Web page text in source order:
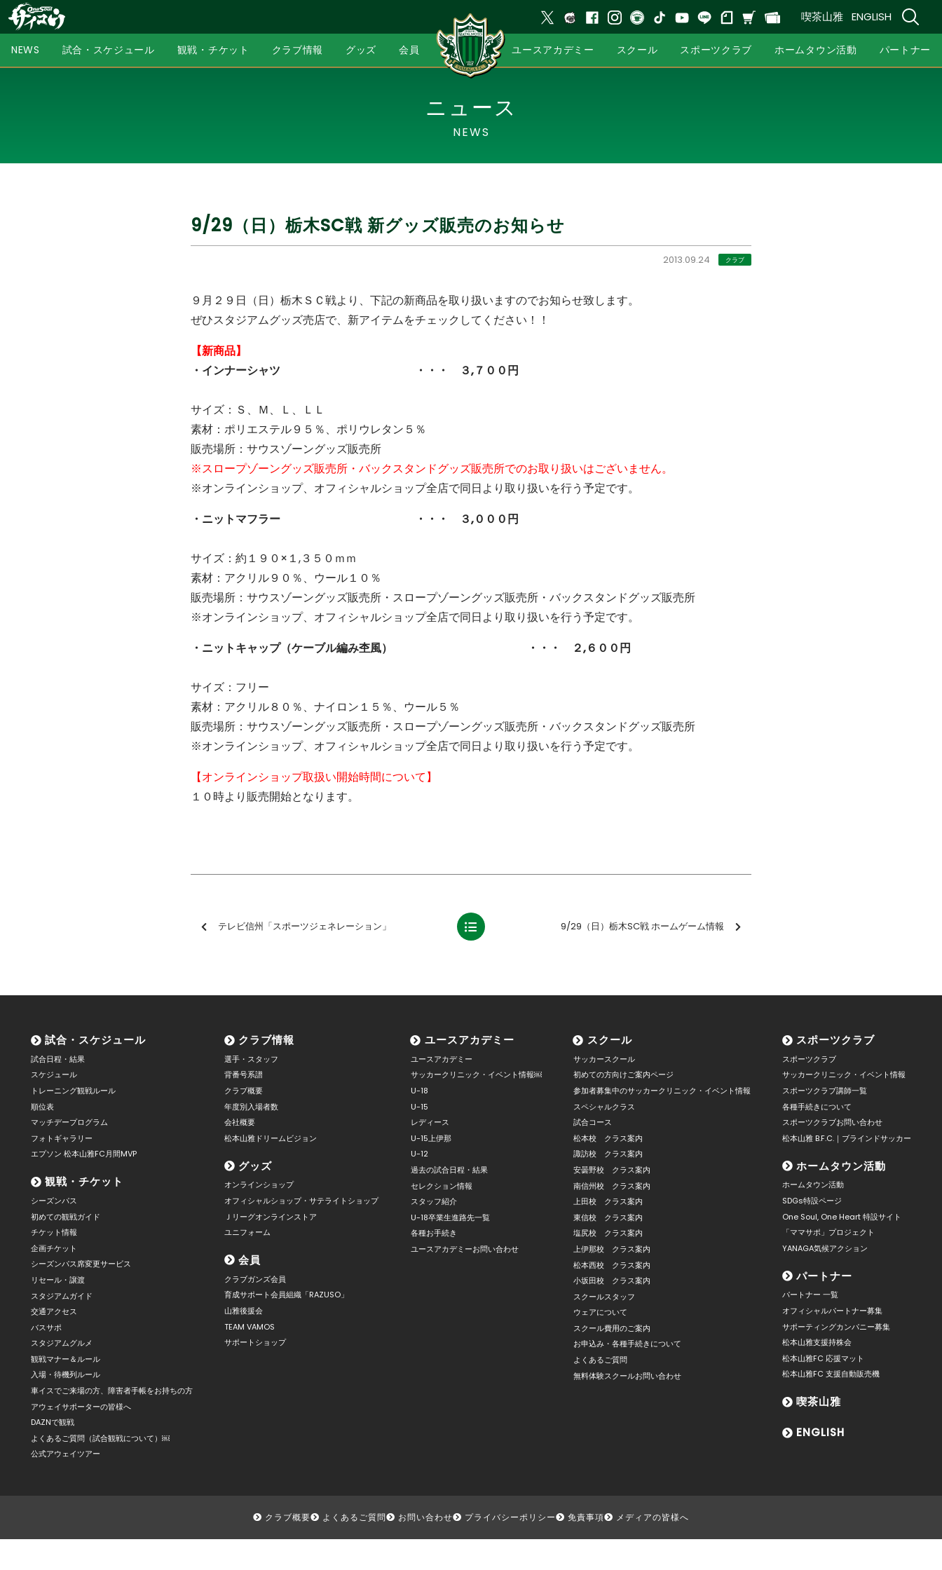
喫茶山雅 ENGLISH
NEWS 試合・スケジュール 観戦・チケット クラブ情報 グッズ 会員 ユースアカデミー スクール スポーツクラブ ホームタウン活動 パートナー
ニュース
NEWS
9/29（日）栃木SC戦 新グッズ販売のお知らせ
2013.09.24 クラブ
９月２９日（日）栃木ＳＣ戦より、下記の新商品を取り扱いますのでお知らせ致します。
ぜひスタジアムグッズ売店で、新アイテムをチェックしてください！！
【新商品】
・インナーシャツ ・・・ ３,７００円
サイズ：Ｓ、Ｍ、Ｌ、ＬＬ
素材：ポリエステル９５％、ポリウレタン５％
販売場所：サウスゾーングッズ販売所
※スロープゾーングッズ販売所・バックスタンドグッズ販売所でのお取り扱いはございません。
※オンラインショップ、オフィシャルショップ全店で同日より取り扱いを行う予定です。
・ニットマフラー ・・・ ３,０００円
サイズ：約１９０×１,３５０ｍｍ
素材：アクリル９０％、ウール１０％
販売場所：サウスゾーングッズ販売所・スロープゾーングッズ販売所・バックスタンドグッズ販売所
※オンラインショップ、オフィシャルショップ全店で同日より取り扱いを行う予定です。
・ニットキャップ（ケーブル編み杢風） ・・・ ２,６００円
サイズ：フリー
素材：アクリル８０％、ナイロン１５％、ウール５％
販売場所：サウスゾーングッズ販売所・スロープゾーングッズ販売所・バックスタンドグッズ販売所
※オンラインショップ、オフィシャルショップ全店で同日より取り扱いを行う予定です。
【オンラインショップ取扱い開始時間について】
１０時より販売開始となります。
テレビ信州「スポーツジェネレーション」 9/29（日）栃木SC戦 ホームゲーム情報
試合・スケジュール
試合日程・結果
スケジュール
トレーニング観戦ルール
順位表
マッチデープログラム
フォトギャラリー
エプソン 松本山雅FC月間MVP
観戦・チケット
シーズンパス
初めての観戦ガイド
チケット情報
企画チケット
シーズンパス席変更サービス
リセール・譲渡
スタジアムガイド
交通アクセス
バスサポ
スタジアムグルメ
観戦マナー＆ルール
入場・待機列ルール
車イスでご来場の方、障害者手帳をお持ちの方
アウェイサポーターの皆様へ
DAZNで観戦
よくあるご質問（試合観戦について）￼
公式アウェイツアー
クラブ情報
選手・スタッフ
背番号系譜
クラブ概要
年度別入場者数
会社概要
松本山雅ドリームビジョン
グッズ
オンラインショップ
オフィシャルショップ・サテライトショップ
Ｊリーグオンラインストア
ユニフォーム
会員
クラブガンズ会員
育成サポート会員組織「RAZUSO」
山雅後援会
TEAM VAMOS
サポートショップ
ユースアカデミー
ユースアカデミー
サッカークリニック・イベント情報￼
U-18
U-15
レディース
U-15上伊那
U-12
過去の試合日程・結果
セレクション情報
スタッフ紹介
U-18卒業生進路先一覧
各種お手続き
ユースアカデミーお問い合わせ
スクール
サッカースクール
初めての方向けご案内ページ
参加者募集中のサッカークリニック・イベント情報
スペシャルクラス
試合コース
松本校 クラス案内
諏訪校 クラス案内
安曇野校 クラス案内
南信州校 クラス案内
上田校 クラス案内
東信校 クラス案内
塩尻校 クラス案内
上伊那校 クラス案内
松本西校 クラス案内
小坂田校 クラス案内
スクールスタッフ
ウェアについて
スクール費用のご案内
お申込み・各種手続きについて
よくあるご質問
無料体験スクールお問い合わせ
スポーツクラブ
スポーツクラブ
サッカークリニック・イベント情報
スポーツクラブ講師一覧
各種手続きについて
スポーツクラブお問い合わせ
松本山雅 B.F.C.｜ブラインドサッカー
ホームタウン活動
ホームタウン活動
SDGs特設ページ
One Soul, One Heart 特設サイト
「ママサポ」プロジェクト
YANAGA気候アクション
パートナー
パートナー 一覧
オフィシャルパートナー募集
サポーティングカンパニー募集
松本山雅支援持株会
松本山雅FC 応援マット
松本山雅FC 支援自動販売機
喫茶山雅
ENGLISH
クラブ概要 よくあるご質問 お問い合わせ プライバシーポリシー 免責事項 メディアの皆様へ